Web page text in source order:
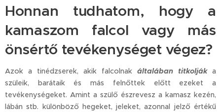
Honnan tudhatom, hogy a
kamaszom falcol vagy más
önsértő tevékenységet végez?
Azok a tinédzserek, akik falcolnak általában titkolják a
szüleik, barátaik és más felnőttek előtt ezeket a
tevékenységeket. Amint a szülő észrevesz a kamasz kezén,
lábán stb. különböző hegeket, jeleket, azonnal jelző értékű